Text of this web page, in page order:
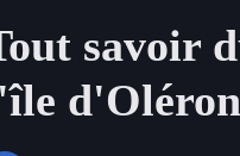
savoir
d'Oléron